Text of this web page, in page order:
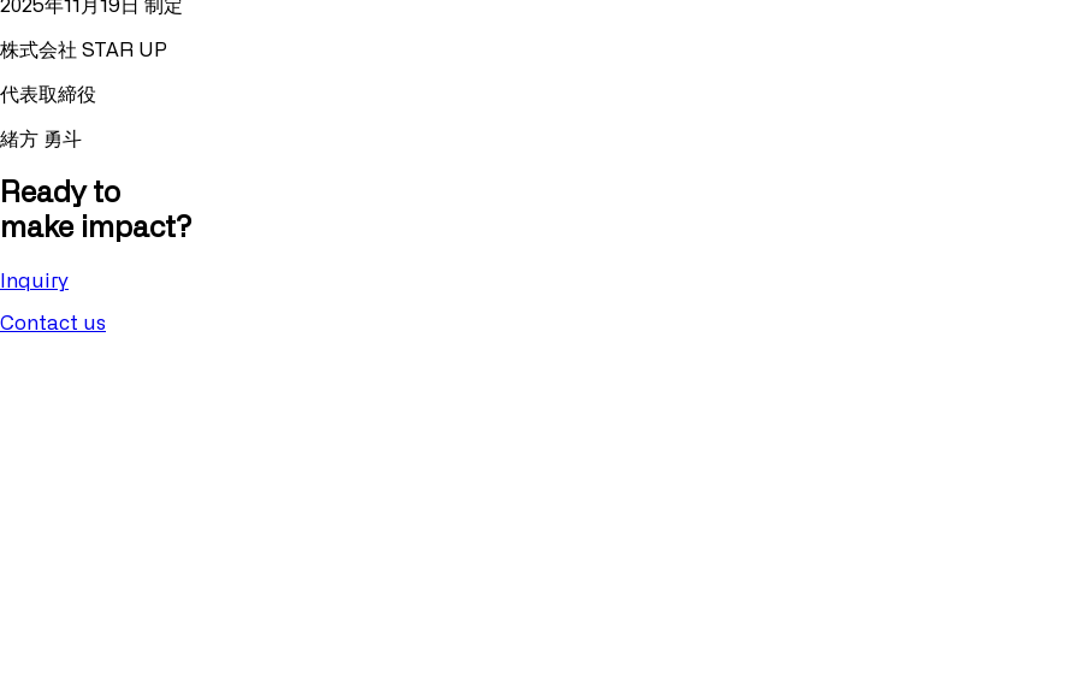
2025年11月19日 制定
株式会社 STAR UP
代表取締役
緒方 勇斗
Ready to
make impact?
Inquiry
Contact us